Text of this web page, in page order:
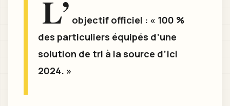
L’ objectif officiel : « 100 %
des particuliers équipés d’une
solution de tri à la source d’ici
2024. »